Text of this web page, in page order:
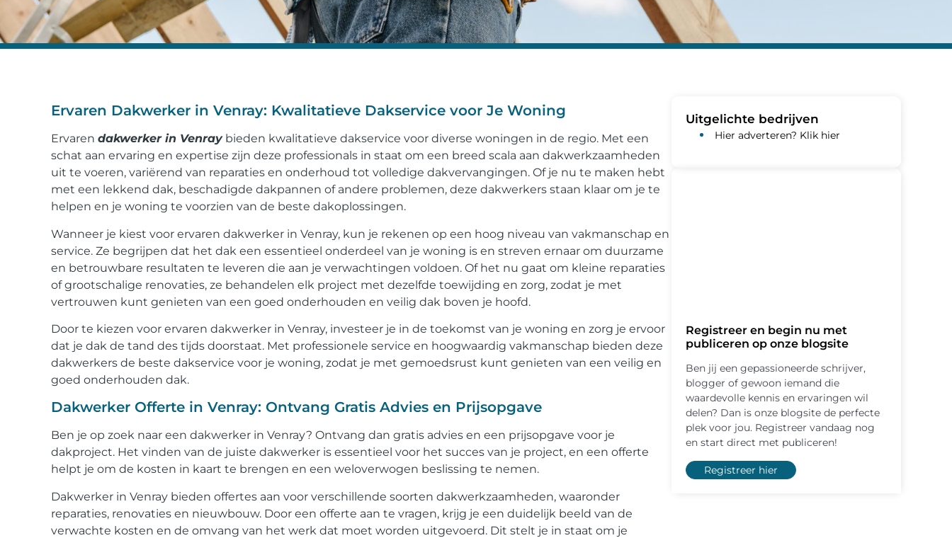
Ervaren Dakwerker in Venray: Kwalitatieve Dakservice voor Je Woning
Ervaren dakwerker in Venraybieden kwalitatieve dakservice voor diverse woningen in de regio. Met een
schat aan ervaring en expertise zijn deze professionals in staat om een breed scala aan dakwerkzaamheden
uit te voeren, variërend van reparaties en onderhoud tot volledige dakvervangingen. Of je nu te maken hebt
met een lekkend dak, beschadigde dakpannen of andere problemen, deze dakwerkers staan klaar om je te
helpen en je woning te voorzien van de beste dakoplossingen.
Wanneer je kiest voor ervaren dakwerker in Venray, kun je rekenen op een hoog niveau van vakmanschap en
service. Ze begrijpen dat het dak een essentieel onderdeel van je woning is en streven ernaar om duurzame
en betrouwbare resultaten te leveren die aan je verwachtingen voldoen. Of het nu gaat om kleine reparaties
of grootschalige renovaties, ze behandelen elk project met dezelfde toewijding en zorg, zodat je met
vertrouwen kunt genieten van een goed onderhouden en veilig dak boven je hoofd.
Door te kiezen voor ervaren dakwerker in Venray, investeer je in de toekomst van je woning en zorg je ervoor
dat je dak de tand des tijds doorstaat. Met professionele service en hoogwaardig vakmanschap bieden deze
dakwerkers de beste dakservice voor je woning, zodat je met gemoedsrust kunt genieten van een veilig en
goed onderhouden dak.
Dakwerker Offerte in Venray: Ontvang Gratis Advies en Prijsopgave
Ben je op zoek naar een dakwerker in Venray? Ontvang dan gratis advies en een prijsopgave voor je
dakproject. Het vinden van de juiste dakwerker is essentieel voor het succes van je project, en een offerte
helpt je om de kosten in kaart te brengen en een weloverwogen beslissing te nemen.
Dakwerker in Venray bieden offertes aan voor verschillende soorten dakwerkzaamheden, waaronder
reparaties, renovaties en nieuwbouw. Door een offerte aan te vragen, krijg je een duidelijk beeld van de
verwachte kosten en de omvang van het werk dat moet worden uitgevoerd. Dit stelt je in staat om je
Uitgelichte bedrijven
Hier adverteren? Klik hier
Registreer en begin nu met
publiceren op onze blogsite
Ben jij een gepassioneerde schrijver,
blogger of gewoon iemand die
waardevolle kennis en ervaringen wil
delen? Dan is onze blogsite de perfecte
plek voor jou. Registreer vandaag nog
en start direct met publiceren!
Registreer hier